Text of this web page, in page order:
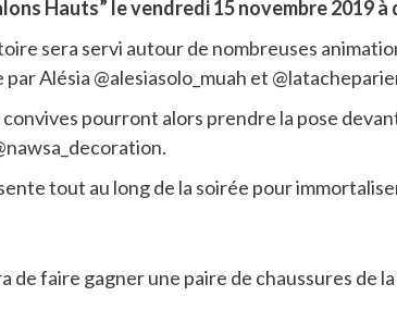
Hauts” le vendredi 15 novembre 2019 à
sera servi autour de nombreuses
Alésia @alesiasolo_muah et
pourront alors prendre la pose
tout au long de la soirée pour
de faire gagner une paire de chaussures de